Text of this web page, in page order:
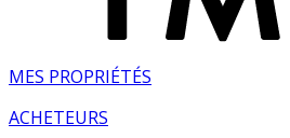
MES PROPRIÉTÉS
ACHETEURS